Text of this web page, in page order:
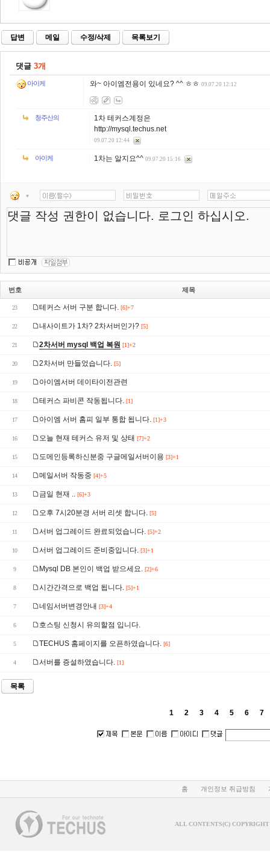
답변 메일 수정/삭제 목록보기
댓글 3개
아이케 와~ 아이엠전용이 있네요? ^^ ㅎㅎ 09.07.20 12:12
청주산의
1차 테커스계정은
http://mysql.techus.net
09.07.20 12:44
아이케 1차는 알지요^^ 09.07.20 15:16
번호 제목
23 테커스 서버 구분 합니다. [6]+7
22 내사이트가 1차? 2차서버인가? [5]
21 2차서버 mysql 백업 복원 [1]+2
20 2차서버 만들었습니다. [5]
19 아이엠서버 데이타이전관련
18 테커스 파비콘 작동됩니다. [1]
17 아이엠 서버 홈피 일부 통합 됩니다. [1]+3
16 오늘 현재 테커스 유저 및 상태 [7]+2
15 도메인등록하신분중 구글메일서버이용 [3]+1
14 메일서버 작동중 [4]+5
13 금일 현재 .. [6]+3
12 오후 7시20분경 서버 리셋 합니다. [5]
11 서버 업그레이드 완료되었습니다. [5]+2
10 서버 업그레이드 준비중입니다. [3]+1
9 Mysql DB 본인이 백업 받으세요. [2]+6
8 시간간격으로 백업 됩니다. [5]+1
7 네임서버변경안내 [3]+4
6 호스팅 신청시 유의할점 입니다.
5 TECHUS 홈페이지를 오픈하였습니다. [6]
4 서버를 증설하였습니다. [1]
목록
1 2 3 4 5 6 7
홈 개인정보 취급방침
ALL CONTENTS(C)